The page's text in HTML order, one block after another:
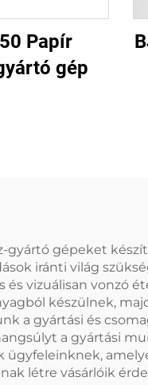
Papír
gép
gyártó gépeket
iránti világ
vizuálisan vonzó
készülnek,
a gyártási és
a gyártási
létre vásárlóik